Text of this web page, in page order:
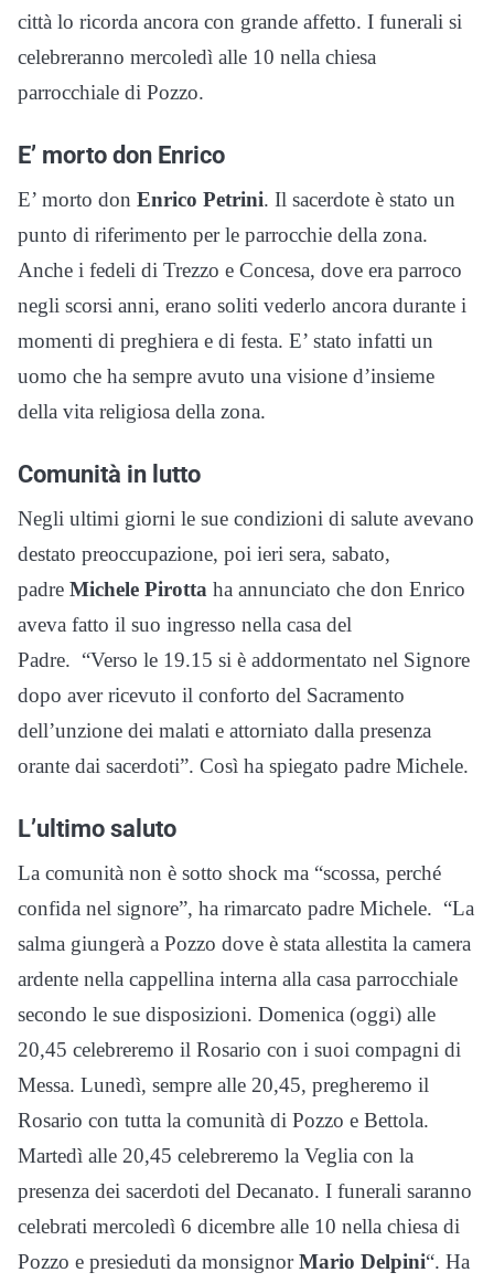
città lo ricorda ancora con grande affetto. I funerali si
celebreranno mercoledì alle 10 nella chiesa
parrocchiale di Pozzo.
E’ morto don Enrico
E’ morto don Enrico Petrini. Il sacerdote è stato un
punto di riferimento per le parrocchie della zona.
Anche i fedeli di Trezzo e Concesa, dove era parroco
negli scorsi anni, erano soliti vederlo ancora durante i
momenti di preghiera e di festa. E’ stato infatti un
uomo che ha sempre avuto una visione d’insieme
della vita religiosa della zona.
Comunità in lutto
Negli ultimi giorni le sue condizioni di salute avevano
destato preoccupazione, poi ieri sera, sabato,
padre Michele Pirotta ha annunciato che don Enrico
aveva fatto il suo ingresso nella casa del
Padre. “Verso le 19.15 si è addormentato nel Signore
dopo aver ricevuto il conforto del Sacramento
dell’unzione dei malati e attorniato dalla presenza
orante dai sacerdoti”. Così ha spiegato padre Michele.
L’ultimo saluto
La comunità non è sotto shock ma “scossa, perché
confida nel signore”, ha rimarcato padre Michele. “La
salma giungerà a Pozzo dove è stata allestita la camera
ardente nella cappellina interna alla casa parrocchiale
secondo le sue disposizioni. Domenica (oggi) alle
20,45 celebreremo il Rosario con i suoi compagni di
Messa. Lunedì, sempre alle 20,45, pregheremo il
Rosario con tutta la comunità di Pozzo e Bettola.
Martedì alle 20,45 celebreremo la Veglia con la
presenza dei sacerdoti del Decanato. I funerali saranno
celebrati mercoledì 6 dicembre alle 10 nella chiesa di
Pozzo e presieduti da monsignorMario Delpini“. Ha